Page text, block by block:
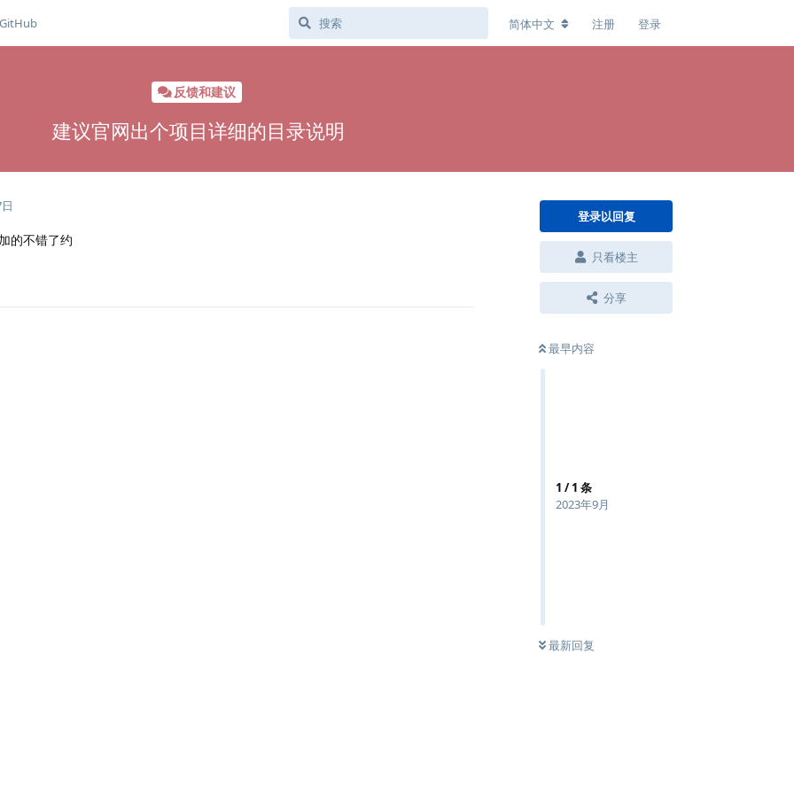
简体中文 注册 登录
反馈和建议
建议官网出个项目详细的目录说明
登录以回复
只看楼主
分享
最早内容
1 /1 条
2023年9月
最新回复
的不错了约